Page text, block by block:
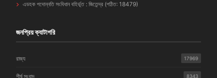
এডহক পদোন্নতি সংবিধান বহির্ভূত : জিতেন্দ্র (পঠিত: 18479)
জনপ্রিয় ক্যাটাগরি
রাজ্য 17969
শীর্ষ সংবাদ 8343